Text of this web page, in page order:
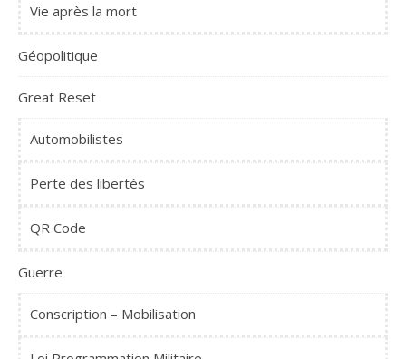
Vie après la mort
Géopolitique
Great Reset
Automobilistes
Perte des libertés
QR Code
Guerre
Conscription – Mobilisation